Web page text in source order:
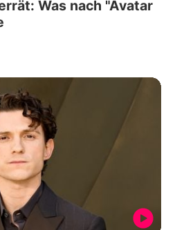
Was nach "Avatar